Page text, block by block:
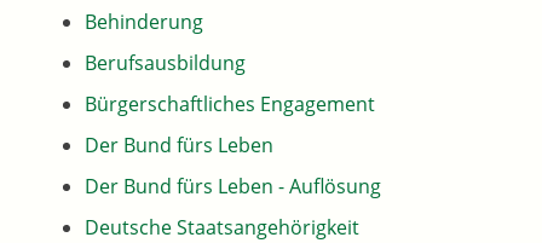
Behinderung
Berufsausbildung
Bürgerschaftliches Engagement
Der Bund fürs Leben
Der Bund fürs Leben - Auflösung
Deutsche Staatsangehörigkeit